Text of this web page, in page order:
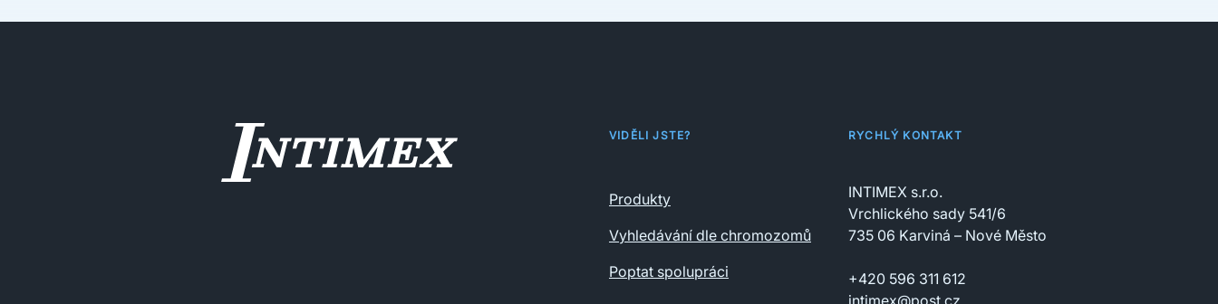
VIDĚLI JSTE?
Produkty
Vyhledávání dle chromozomů
Poptat spolupráci
RYCHLÝ KONTAKT
INTIMEX s.r.o.
Vrchlického sady 541/6
735 06 Karviná – Nové Město
+420 596 311 612
intimex@post.cz